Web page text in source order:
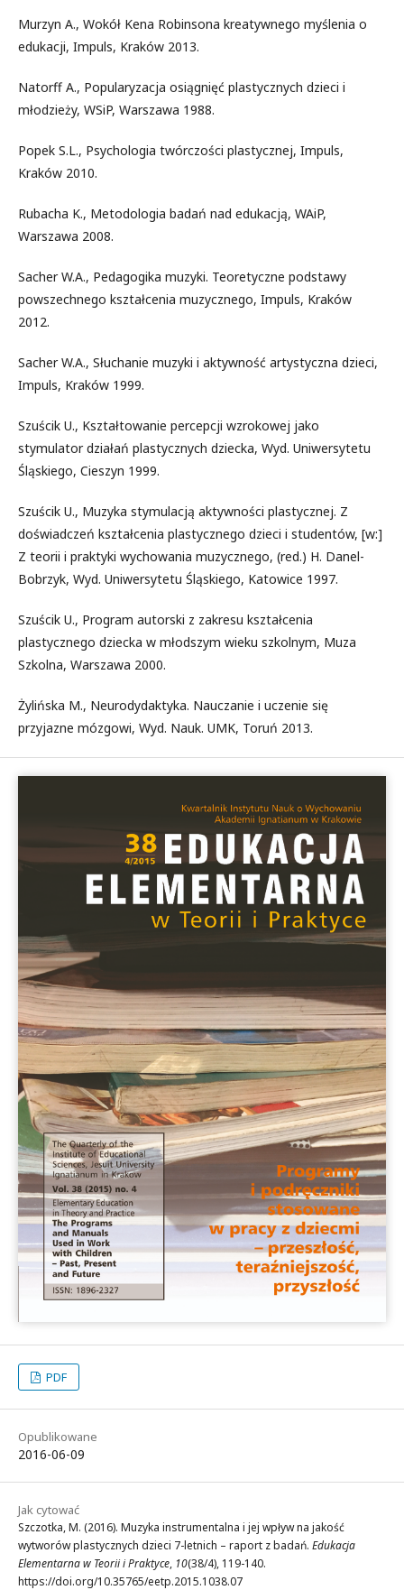
Murzyn A., Wokół Kena Robinsona kreatywnego myślenia o
edukacji, Impuls, Kraków 2013.
Natorff A., Popularyzacja osiągnięć plastycznych dzieci i
młodzieży, WSiP, Warszawa 1988.
Popek S.L., Psychologia twórczości plastycznej, Impuls,
Kraków 2010.
Rubacha K., Metodologia badań nad edukacją, WAiP,
Warszawa 2008.
Sacher W.A., Pedagogika muzyki. Teoretyczne podstawy
powszechnego kształcenia muzycznego, Impuls, Kraków
2012.
Sacher W.A., Słuchanie muzyki i aktywność artystyczna dzieci,
Impuls, Kraków 1999.
Szuścik U., Kształtowanie percepcji wzrokowej jako
stymulator działań plastycznych dziecka, Wyd. Uniwersytetu
Śląskiego, Cieszyn 1999.
Szuścik U., Muzyka stymulacją aktywności plastycznej. Z
doświadczeń kształcenia plastycznego dzieci i studentów, [w:]
Z teorii i praktyki wychowania muzycznego, (red.) H. Danel-
Bobrzyk, Wyd. Uniwersytetu Śląskiego, Katowice 1997.
Szuścik U., Program autorski z zakresu kształcenia
plastycznego dziecka w młodszym wieku szkolnym, Muza
Szkolna, Warszawa 2000.
Żylińska M., Neurodydaktyka. Nauczanie i uczenie się
przyjazne mózgowi, Wyd. Nauk. UMK, Toruń 2013.
PDF
Opublikowane
2016-06-09
Jak cytować
Szczotka, M. (2016). Muzyka instrumentalna i jej wpływ na jakość
wytworów plastycznych dzieci 7-letnich – raport z badań. Edukacja
Elementarna w Teorii i Praktyce, 10(38/4), 119-140.
https://doi.org/10.35765/eetp.2015.1038.07